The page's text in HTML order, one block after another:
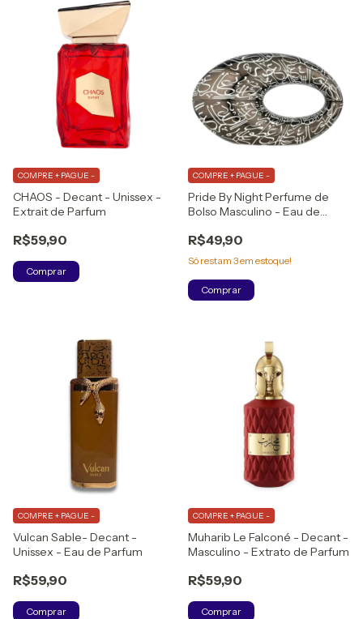
CHAOS - Decant - Unissex -
Extrait de Parfum
R$59,90
COMPRE + PAGUE -
Comprar
Pride By Night Perfume de
Bolso Masculino - Eau de
R$49,90
COMPRE + PAGUE -
Só restam 3em estoque!
Comprar
Vulcan Sable- Decant -
Unissex - Eau de Parfum
R$59,90
COMPRE + PAGUE -
Comprar
Muharib Le Falconé - Decant -
Masculino - Extrato de Parfum
R$59,90
COMPRE + PAGUE -
Comprar